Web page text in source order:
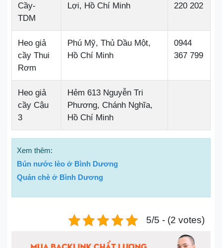
Cầy-
TDM
Lợi, Hồ Chí Minh
220 202
Heo giả
cầy Thui
Rơm
Phú Mỹ, Thủ Dầu Một,
Hồ Chí Minh
0944
367 799
Heo giả
cầy Cậu
3
Hẻm 613 Nguyễn Tri
Phương, Chánh Nghĩa,
Hồ Chí Minh
Xem thêm:
Bún nước lèo ở Bình Dương
Quán chè ở Bình Dương
5/5 - (2 votes)